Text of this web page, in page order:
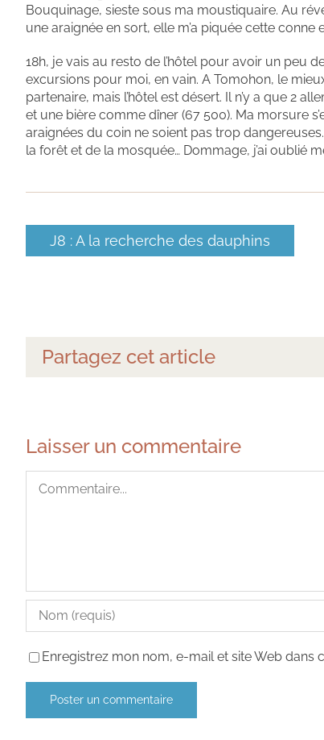
Bouquinage, sieste sous ma moustiquaire. Au
une araignée en sort, elle m’a piquée cette conne
18h, je vais au resto de l’hôtel pour avoir un peu
excursions pour moi, en vain. A Tomohon, le
partenaire, mais l’hôtel est désert. Il n’y a que 2
et une bière comme dîner (67 500). Ma morsure
araignées du coin ne soient pas trop
la forêt et de la mosquée… Dommage, j’ai oublié
J8 : A la recherche des dauphins
Partagez cet article
Laisser un commentaire
Enregistrez mon nom, e-mail et site Web